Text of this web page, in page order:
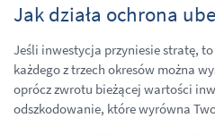
Jak działa ochrona
Jeśli inwestycja przyniesie stratę,
każdego z trzech okresów można
oprócz zwrotu bieżącej wartości
odszkodowanie, które wyrówna